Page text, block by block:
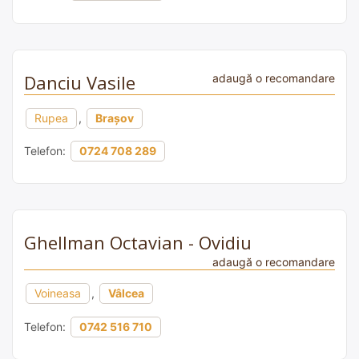
Danciu Vasile adaugă o recomandare
Rupea , Brașov
Telefon: 0724 708 289
Ghellman Octavian - Ovidiu
adaugă o recomandare
Voineasa , Vâlcea
Telefon: 0742 516 710